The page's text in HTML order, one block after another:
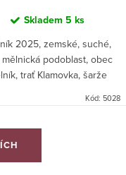
Skladem 5 ks
2025, zemské, suché,
mělnická podoblast, obec
trať Klamovka, šarže
Kód: 5028